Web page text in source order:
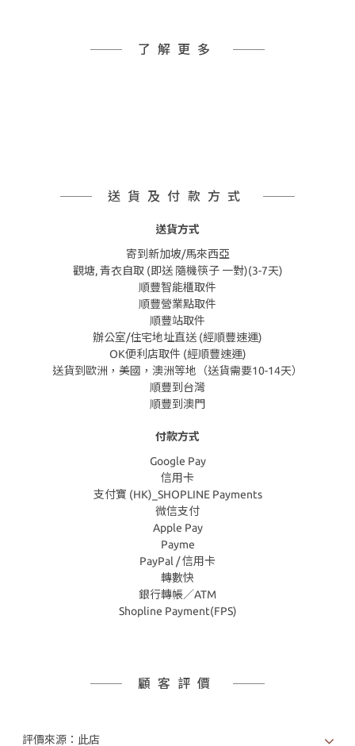
了解更多
送貨及付款方式
送貨方式
寄到新加坡/馬來西亞
觀塘, 青衣自取 (即送 隨機筷子 一對)(3-7天)
順豐智能櫃取件
順豐營業點取件
順豐站取件
辦公室/住宅地址直送 (經順豐速運)
OK便利店取件 (經順豐速運)
送貨到歐洲，美國，澳洲等地（送貨需要10-14天）
順豐到台灣
順豐到澳門
付款方式
Google Pay
信用卡
支付寶 (HK)_SHOPLINE Payments
微信支付
Apple Pay
Payme
PayPal / 信用卡
轉數快
銀行轉帳／ATM
Shopline Payment(FPS)
顧客評價